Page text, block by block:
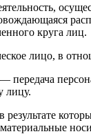
круга лиц.
лицо, в
— передача
лицу.
результате